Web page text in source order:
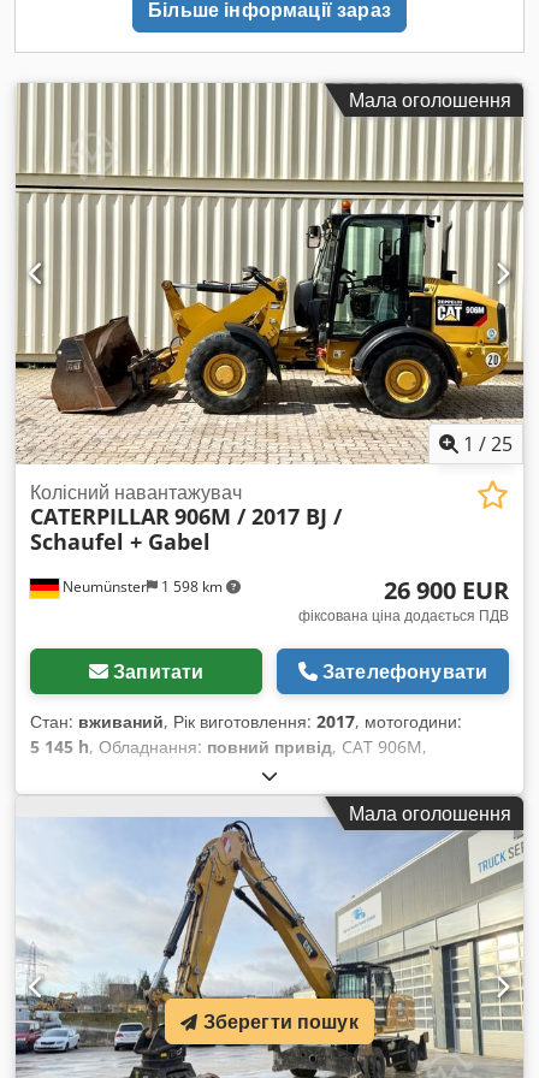
бульдозерний відвал 419-1550 2x ящик для інструментів
Більше інформації зараз
Мала оголошення
1 /25
Neumünster 1 598 km
Колісний навантажувач
CATERPILLAR906M / 2017 BJ /
Schaufel + Gabel
26 900 EUR
фіксована ціна додається ПДВ
Запитати Зателефонувати
Стан: вживаний, Рік виготовлення: 2017, мотогодини:
5 145 h, Обладнання: повний привід, CAT 906M,
фронтальний навантажувач, рік випуску 2017,
укомплектований ковшем та вилами! ----* Виробник: CAT *
Модель: 906M * Рік випуску: 2017 * Напрацьовано:
приблизно 5145 годин * Укомплектовано ковшем та вилами
* Німецька машина, перший власник * Гідравлічний
механізм швидкої заміни * Наявна сертифікація CE та
підтвердження даних * Додаткові фотографії та відео
надаються за запитом (WhatsApp, Ерік) Cedpozp Ayijfx
Anzerf * Ціна: 26 900 євро, без ПДВ + 19% ПДВ ----Для
отримання додаткової інформації, будь ласка,
телефонуйте: Ерік Кортум: WhatsApp ?Уся інформація
надається без гарантії та відповідальності, можливі помилки
Мала оголошення
Зберегти пошук